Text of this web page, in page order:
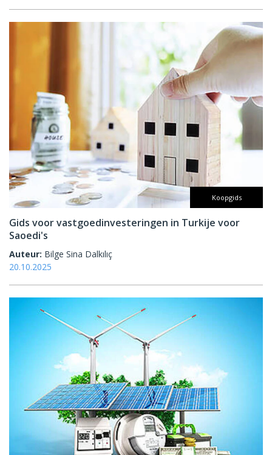
Koopgids
Gids voor vastgoedinvesteringen in Turkije voor
Saoedi's
Auteur: Bilge Sina Dalkılıç
20.10.2025